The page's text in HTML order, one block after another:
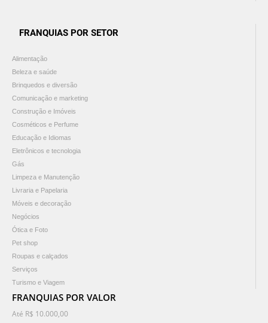
FRANQUIAS POR SETOR
Alimentação
Beleza e saúde
Brinquedos e diversão
Comunicação e marketing
Construção e Imóveis
Cosméticos e Perfume
Educação e Idiomas
Eletrônicos e tecnologia
Gás
Limpeza e Manutenção
Livraria e Papelaria
Móveis e decoração
Negócios
Ótica e Foto
Pet shop
Roupas e calçados
Serviços
Turismo e Viagem
FRANQUIAS POR VALOR
Até R$ 10.000,00